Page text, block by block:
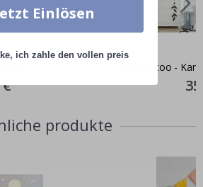
€
Wandtattoo -
produkte
Einlösen
ich zahle den vollen preis